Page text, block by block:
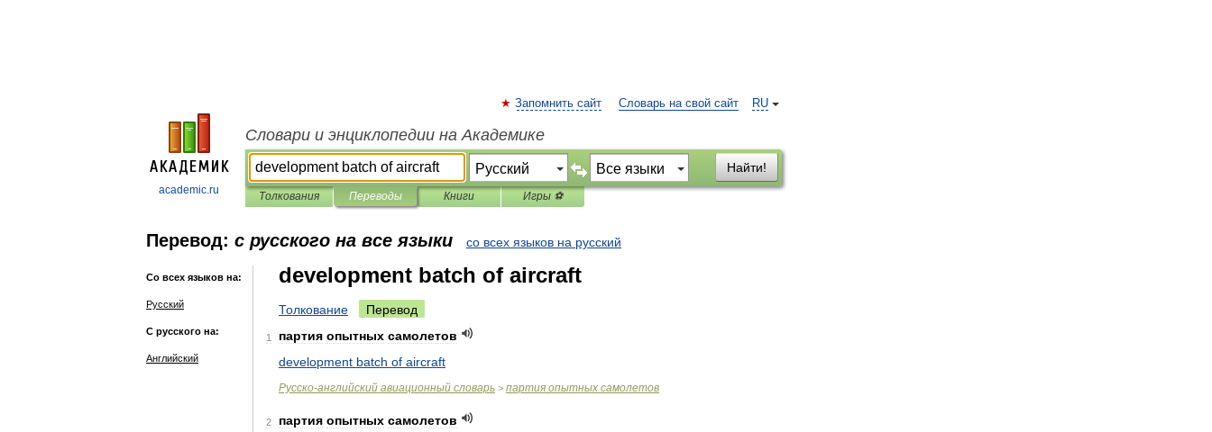
academic.ru
RU
Запомнить сайт Словарь на свой сайт
Словари и энциклопедии на Академике
Найти!
Толкования Переводы Книги Игры ⚽
Перевод: с русского на все языки со всех языков на русский
Со всех языков на:
Русский
С русского на:
Английский
development batch of aircraft
Толкование Перевод
1 партия опытных самолетов
development batch of aircraft
Русско-английский авиационный словарь > партия опытных самолетов
2 партия опытных самолетов